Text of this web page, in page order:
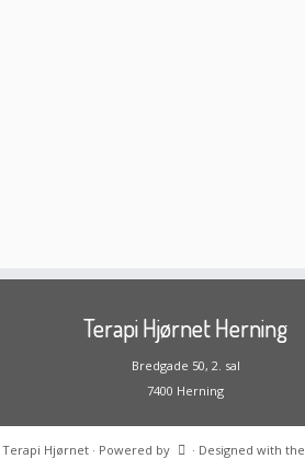
Terapi Hjørnet Herning
Bredgade 50, 2. sal
7400 Herning
Terapi Hjørnet · Powered by · Designed with the